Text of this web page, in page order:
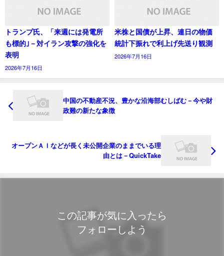
トランプ氏、「来週には発電所
も標的｣－対イラン攻撃の強化を
表明
2026年7月16日
米株と国債が上昇、連日の物価
統計下振れで利上げ先送り観測
2026年7月16日
中国の不動産不況、豊かな沿海部むしばむ－今や財
政難の新たな象徴
オープンＡＩなどが長く未公開企業のままでいる理
由とは－QuickTake
この記事が気に入ったら
フォローしよう